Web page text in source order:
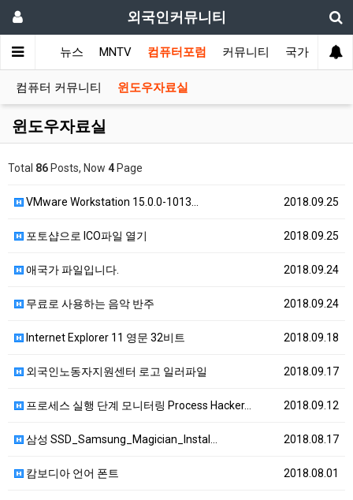
외국인커뮤니티
메인 뉴스 MNTV 컴퓨터포럼 커뮤니티 국가 커뮤니
컴퓨터 커뮤니티 윈도우자료실
윈도우자료실
Total 86 Posts, Now 4 Page
2018.09.25
VMware Workstation 15.0.0-1013…
2018.09.25
포토샵으로 ICO파일 열기
2018.09.24
애국가 파일입니다.
2018.09.24
무료로 사용하는 음악 반주
2018.09.18
Internet Explorer 11 영문 32비트
2018.09.17
외국인노동자지원센터 로고 일러파일
2018.09.12
프로세스 실행 단계 모니터링 Process Hacker…
2018.08.17
삼성 SSD_Samsung_Magician_Instal…
2018.08.01
캄보디아 언어 폰트